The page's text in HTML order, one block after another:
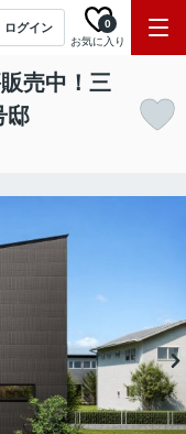
ログイン
お気に入り
0
売中！三
邸